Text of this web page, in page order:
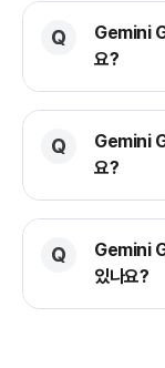
Gemini
요?
Gemini
요?
Gemini
있나요?